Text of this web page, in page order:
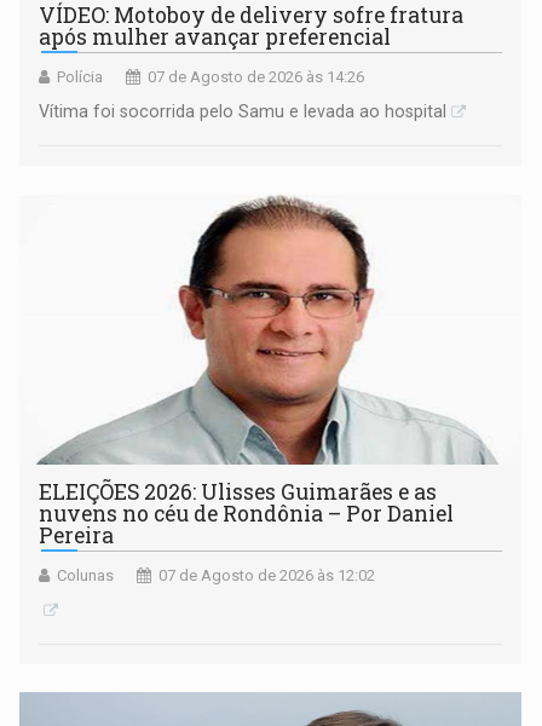
VÍDEO: Motoboy de delivery sofre fratura
após mulher avançar preferencial
Polícia 07 de Agosto de 2026 às 14:26
Vítima foi socorrida pelo Samu e levada ao hospital
ELEIÇÕES 2026: Ulisses Guimarães e as
nuvens no céu de Rondônia – Por Daniel
Pereira
Colunas 07 de Agosto de 2026 às 12:02